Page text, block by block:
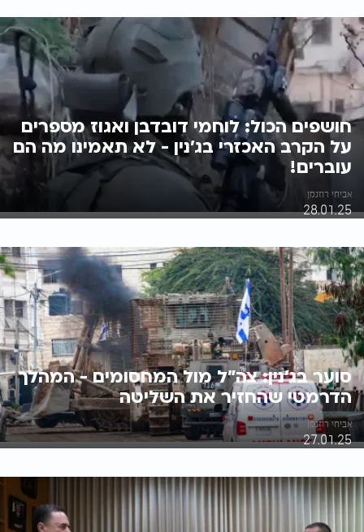
חושפים הכול: לוחמי דובדבן ואגוז מספרים
על הקרב האכזרי בג'נין - לא תאמינו מה הם
עוברים!
אביחי רוזנמן
28.01.25
סוער בג'נין: צה"ל מול המחסומים - המהלך
הדרמטי שהחזיר את השליטה
אביחי רוזנמן
27.01.25